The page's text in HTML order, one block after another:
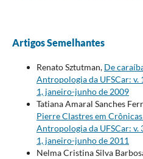
Artigos Semelhantes
Renato Sztutman, De
Antropologia da UFSCar: v.
1, janeiro-junho de 2009
Tatiana Amaral Sanches
Pierre Clastres em
Antropologia da UFSCar: v.
1, janeiro-junho de 2011
Nelma Cristina Silva